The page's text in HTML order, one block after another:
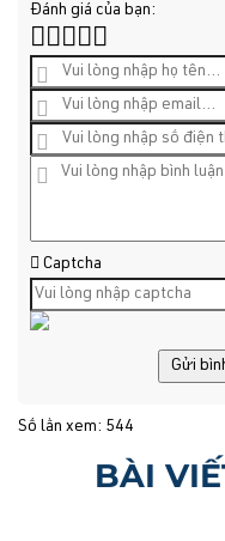
Đánh giá của bạn:
Captcha
Gửi
Số lần xem: 544
BÀI